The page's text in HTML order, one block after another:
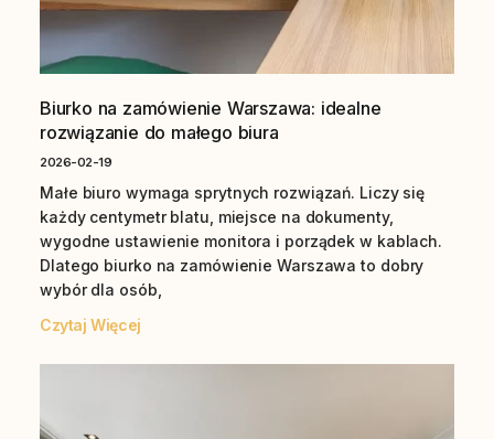
Biurko na zamówienie Warszawa: idealne
rozwiązanie do małego biura
2026-02-19
Małe biuro wymaga sprytnych rozwiązań. Liczy się
każdy centymetr blatu, miejsce na dokumenty,
wygodne ustawienie monitora i porządek w kablach.
Dlatego biurko na zamówienie Warszawa to dobry
wybór dla osób,
Czytaj Więcej